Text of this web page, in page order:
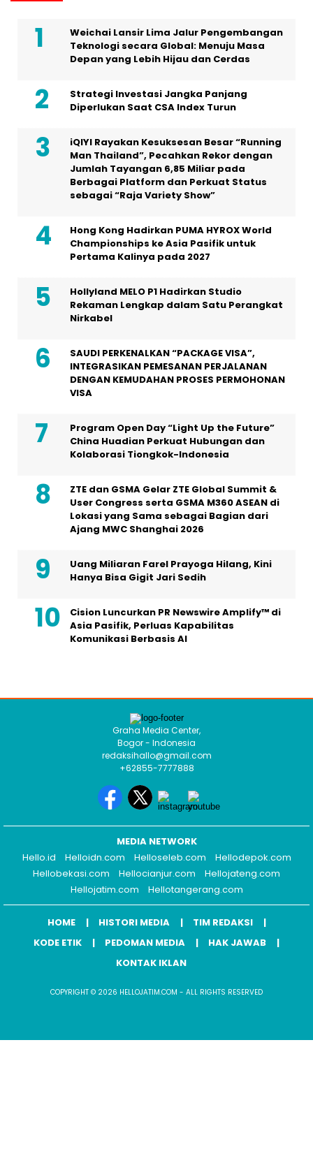
Weichai Lansir Lima Jalur Pengembangan
Teknologi secara Global: Menuju Masa
Depan yang Lebih Hijau dan Cerdas
Strategi Investasi Jangka Panjang
Diperlukan Saat CSA Index Turun
iQIYI Rayakan Kesuksesan Besar “Running
Man Thailand”, Pecahkan Rekor dengan
Jumlah Tayangan 6,85 Miliar pada
Berbagai Platform dan Perkuat Status
sebagai “Raja Variety Show”
Hong Kong Hadirkan PUMA HYROX World
Championships ke Asia Pasifik untuk
Pertama Kalinya pada 2027
Hollyland MELO P1 Hadirkan Studio
Rekaman Lengkap dalam Satu Perangkat
Nirkabel
SAUDI PERKENALKAN “PACKAGE VISA”,
INTEGRASIKAN PEMESANAN PERJALANAN
DENGAN KEMUDAHAN PROSES PERMOHONAN
VISA
Program Open Day “Light Up the Future”
China Huadian Perkuat Hubungan dan
Kolaborasi Tiongkok-Indonesia
ZTE dan GSMA Gelar ZTE Global Summit &
User Congress serta GSMA M360 ASEAN di
Lokasi yang Sama sebagai Bagian dari
Ajang MWC Shanghai 2026
Uang Miliaran Farel Prayoga Hilang, Kini
Hanya Bisa Gigit Jari Sedih
Cision Luncurkan PR Newswire Amplify™ di
Asia Pasifik, Perluas Kapabilitas
Komunikasi Berbasis AI
Graha Media Center,
Bogor - Indonesia
redaksihallo@gmail.com
+62855-7777888
MEDIA NETWORK
Hello.id
Helloidn.com Helloseleb.com
Hellodepok.com
Hellobekasi.com
Hellocianjur.com
Hellojateng.com
Hellojatim.com
Hellotangerang.com
HOME HISTORI MEDIA
TIM REDAKSI
KODE ETIK
PEDOMAN MEDIA
HAK JAWAB
KONTAK IKLAN
COPYRIGHT © 2026 HELLOJATIM.COM - ALL RIGHTS RESERVED